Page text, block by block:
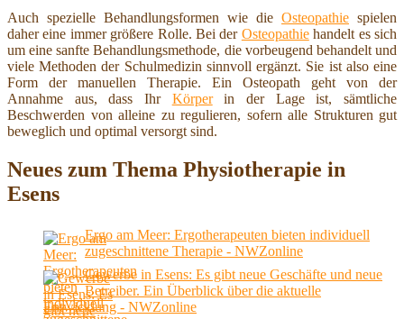
Auch spezielle Behandlungsformen wie die Osteopathie spielen
daher eine immer größere Rolle. Bei der Osteopathiehandelt es sich
um eine sanfte Behandlungsmethode, die vorbeugend behandelt und
viele Methoden der Schulmedizin sinnvoll ergänzt. Sie ist also eine
Form der manuellen Therapie. Ein Osteopath geht von der
Annahme aus, dass Ihr Körperin der Lage ist, sämtliche
Beschwerden von alleine zu regulieren, sofern alle Strukturen gut
beweglich und optimal versorgt sind.
Neues zum Thema Physiotherapie in
Esens
Ergo am Meer: Ergotherapeuten bieten individuell
zugeschnittene Therapie - NWZonline
Gewerbe in Esens: Es gibt neue Geschäfte und neue
Betreiber. Ein Überblick über die aktuelle
Entwicklung - NWZonline